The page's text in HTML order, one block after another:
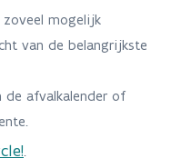
zoveel mogelijk
van de belangrijkste
afvalkalender of
.